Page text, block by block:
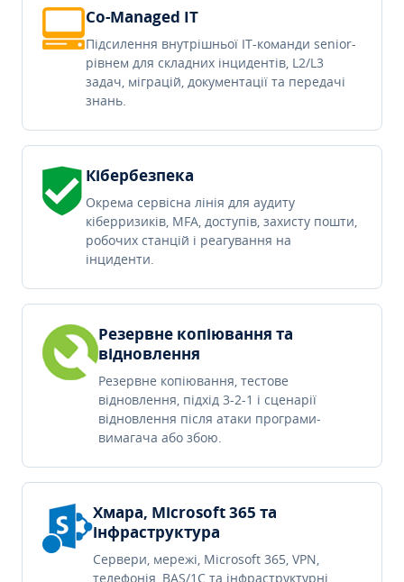
Co-Managed IT
Підсилення внутрішньої IT-команди senior-
рівнем для складних інцидентів, L2/L3
задач, міграцій, документації та передачі
знань.
Кібербезпека
Окрема сервісна лінія для аудиту
кіберризиків, MFA, доступів, захисту пошти,
робочих станцій і реагування на
інциденти.
Резервне копіювання та
відновлення
Резервне копіювання, тестове
відновлення, підхід 3-2-1 і сценарії
відновлення після атаки програми-
вимагача або збою.
Хмара, Microsoft 365 та
інфраструктура
Сервери, мережі, Microsoft 365, VPN,
телефонія, BAS/1C та інфраструктурні